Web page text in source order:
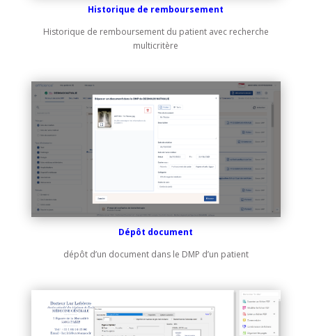
Historique de remboursement
Historique de remboursement du patient avec recherche
multicritère
Dépôt document
dépôt d’un document dans le DMP d’un patient